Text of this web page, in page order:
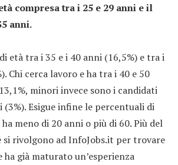
compresa tra i 25 e 29 anni e il
anni.
età tra i 35 e i 40 anni (16,5%) e tra i
Chi cerca lavoro e ha tra i 40 e 50
minori invece sono i candidati
(3%). Esigue infine le percentuali di
meno di 20 anni o più di 60. Più del
si rivolgono ad InfoJobs.it per trovare
già maturato un’esperienza